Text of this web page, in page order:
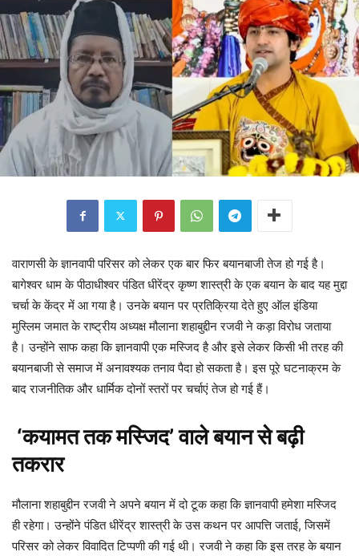
वाराणसी के ज्ञानवापी परिसर को लेकर एक बार फिर बयानबाजी तेज हो गई है।
बागेश्वर धाम के पीठाधीश्वर पंडित धीरेंद्र कृष्ण शास्त्री के एक बयान के बाद यह मुद्दा
चर्चा के केंद्र में आ गया है। उनके बयान पर प्रतिक्रिया देते हुए ऑल इंडिया
मुस्लिम जमात के राष्ट्रीय अध्यक्ष मौलाना शहाबुद्दीन रजवी ने कड़ा विरोध जताया
है। उन्होंने साफ कहा कि ज्ञानवापी एक मस्जिद है और इसे लेकर किसी भी तरह की
बयानबाजी से समाज में अनावश्यक तनाव पैदा हो सकता है। इस पूरे घटनाक्रम के
बाद राजनीतिक और धार्मिक दोनों स्तरों पर चर्चाएं तेज हो गई हैं।
‘कयामत तक मस्जिद’ वाले बयान से बढ़ी
तकरार
मौलाना शहाबुद्दीन रजवी ने अपने बयान में दो टूक कहा कि ज्ञानवापी हमेशा मस्जिद
ही रहेगा। उन्होंने पंडित धीरेंद्र शास्त्री के उस कथन पर आपत्ति जताई, जिसमें
परिसर को लेकर विवादित टिप्पणी की गई थी। रजवी ने कहा कि इस तरह के बयान